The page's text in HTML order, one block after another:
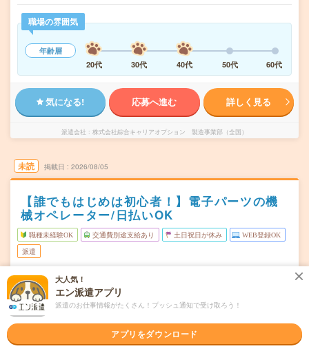
職場の雰囲気
年齢層
20代
30代 40代 50代 60代
気になる! 応募へ進む 詳しく見る
派遣会社 株式会社綜合キャリアオプション 製造事業部（全国）
未読 掲載日 2026/08/05
【誰でもはじめは初心者！】電子パーツの機
械オペレーター/日払いOK
職種未経験OK 交通費別途支給あり 土日祝日が休み WEB登録OK
派遣
勤務地
福井県福井市
森田駅から車5分
曜日頻度 月～金
15:00～23:15
大人気！
エン派遣アプリ
派遣のお仕事情報がたくさん！プッシュ通知で受け取ろう！
アプリをダウンロード